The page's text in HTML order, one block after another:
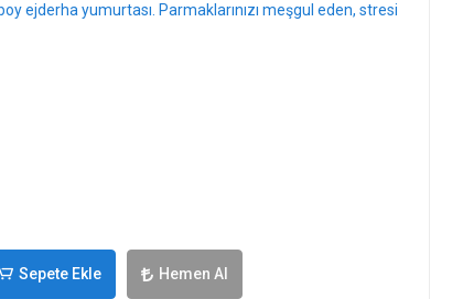
ejderha yumurtası. Parmaklarınızı meşgul eden, stresi
Sepete Ekle Hemen Al